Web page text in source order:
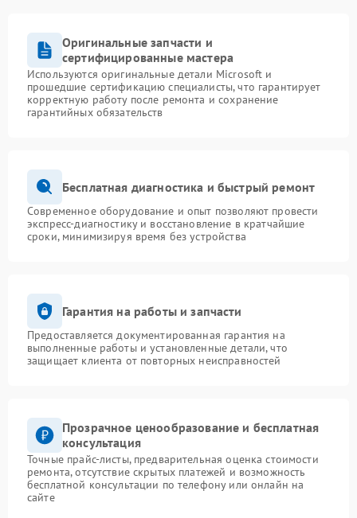
Оригинальные запчасти и
сертифицированные мастера
Используются оригинальные детали Microsoft и
прошедшие сертификацию специалисты, что гарантирует
корректную работу после ремонта и сохранение
гарантийных обязательств
Бесплатная диагностика и быстрый ремонт
Современное оборудование и опыт позволяют провести
экспресс-диагностику и восстановление в кратчайшие
сроки, минимизируя время без устройства
Гарантия на работы и запчасти
Предоставляется документированная гарантия на
выполненные работы и установленные детали, что
защищает клиента от повторных неисправностей
Прозрачное ценообразование и бесплатная
консультация
Точные прайс-листы, предварительная оценка стоимости
ремонта, отсутствие скрытых платежей и возможность
бесплатной консультации по телефону или онлайн на
сайте